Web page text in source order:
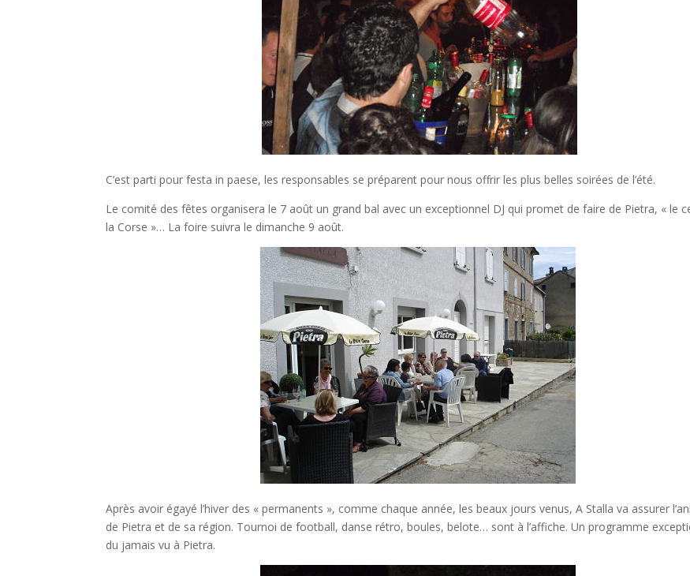
C’est parti pour festa in paese, les responsables se préparent pour nous offrir les plus belles soirées de l’été.
Le comité des fêtes organisera le 7 août un grand bal avec un exceptionnel DJ qui promet de faire de Pietra, « le
la Corse »… La foire suivra le dimanche 9 août.
Après avoir égayé l’hiver des « permanents », comme chaque année, les beaux jours venus, A Stalla va assurer
de Pietra et de sa région. Tournoi de football, danse rétro, boules, belote… sont à l’affiche. Un programme
du jamais vu à Pietra.